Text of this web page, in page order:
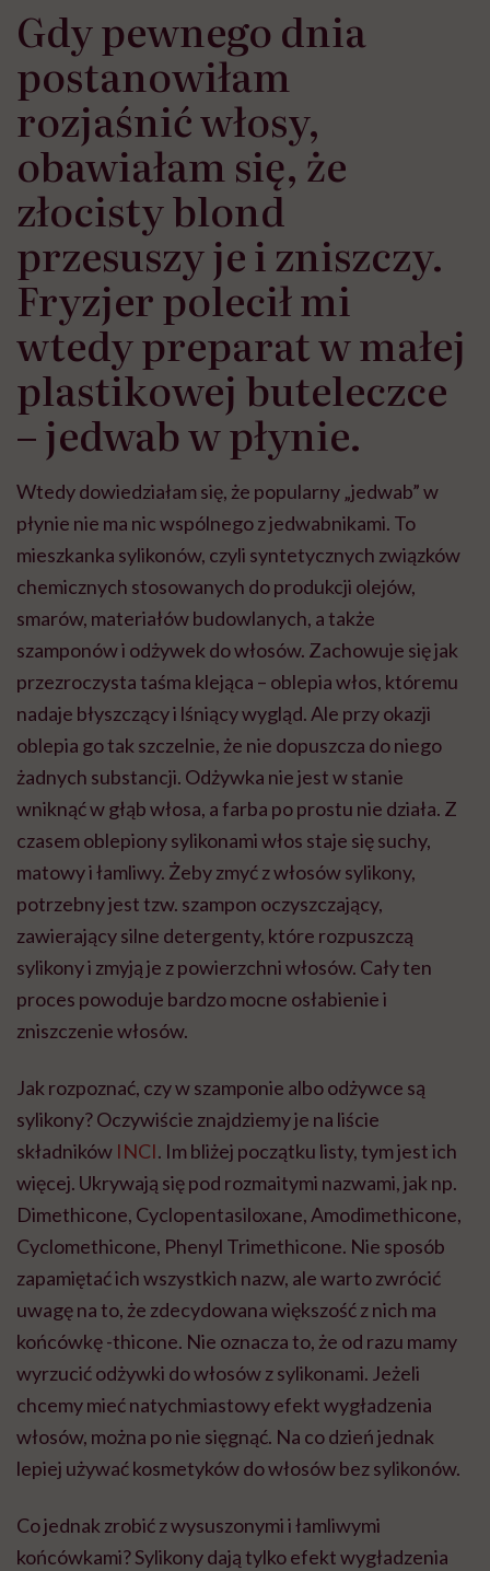
Gdy pewnego dnia
postanowiłam
rozjaśnić włosy,
obawiałam się, że
złocisty blond
przesuszy je i zniszczy.
Fryzjer polecił mi
wtedy preparat w małej
plastikowej buteleczce
– jedwab w płynie.
Wtedy dowiedziałam się, że popularny „jedwab” w
płynie nie ma nic wspólnego z jedwabnikami. To
mieszkanka sylikonów, czyli syntetycznych związków
chemicznych stosowanych do produkcji olejów,
smarów, materiałów budowlanych, a także
szamponów i odżywek do włosów. Zachowuje się jak
przezroczysta taśma klejąca – oblepia włos, któremu
nadaje błyszczący i lśniący wygląd. Ale przy okazji
oblepia go tak szczelnie, że nie dopuszcza do niego
żadnych substancji. Odżywka nie jest w stanie
wniknąć w głąb włosa, a farba po prostu nie działa. Z
czasem oblepiony sylikonami włos staje się suchy,
matowy i łamliwy. Żeby zmyć z włosów sylikony,
potrzebny jest tzw. szampon oczyszczający,
zawierający silne detergenty, które rozpuszczą
sylikony i zmyją je z powierzchni włosów. Cały ten
proces powoduje bardzo mocne osłabienie i
zniszczenie włosów.
Jak rozpoznać, czy w szamponie albo odżywce są
sylikony? Oczywiście znajdziemy je na liście
składników INCI. Im bliżej początku listy, tym jest ich
więcej. Ukrywają się pod rozmaitymi nazwami, jak np.
Dimethicone, Cyclopentasiloxane, Amodimethicone,
Cyclomethicone, Phenyl Trimethicone. Nie sposób
zapamiętać ich wszystkich nazw, ale warto zwrócić
uwagę na to, że zdecydowana większość z nich ma
końcówkę -thicone. Nie oznacza to, że od razu mamy
wyrzucić odżywki do włosów z sylikonami. Jeżeli
chcemy mieć natychmiastowy efekt wygładzenia
włosów, można po nie sięgnąć. Na co dzień jednak
lepiej używać kosmetyków do włosów bez sylikonów.
Co jednak zrobić z wysuszonymi i łamliwymi
końcówkami? Sylikony dają tylko efekt wygładzenia